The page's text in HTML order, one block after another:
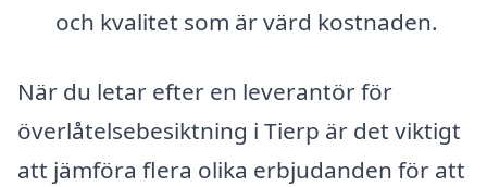
och kvalitet som är värd kostnaden.
När du letar efter en leverantör för
överlåtelsebesiktning i Tierp är det viktigt
att jämföra flera olika erbjudanden för att